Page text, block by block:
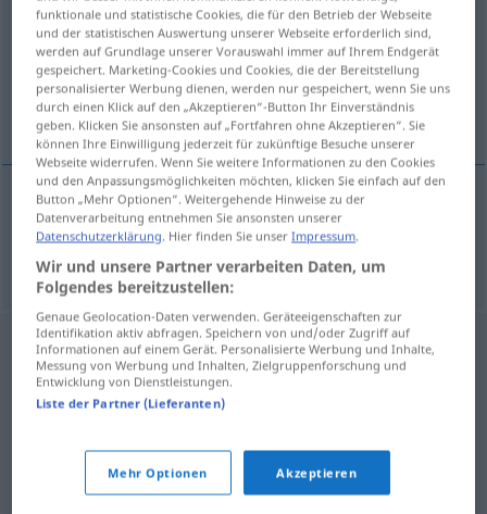
Übersicht aller Übersetzungen
(Für mehr Details die Übersetzung anklicken/antippen)
Fieber
Fiebern feber
funktionale und statistische Cookies, die für den Betrieb der Webseite
und der statistischen Auswertung unserer Webseite erforderlich sind,
werden auf Grundlage unserer Vorauswahl immer auf Ihrem Endgerät
gespeichert. Marketing-Cookies und Cookies, die der Bereitstellung
personalisierter Werbung dienen, werden nur gespeichert, wenn Sie uns
durch einen Klick auf den „Akzeptieren“-Button Ihr Einverständnis
geben. Klicken Sie ansonsten auf „Fortfahren ohne Akzeptieren“. Sie
können Ihre Einwilligung jederzeit für zukünftige Besuche unserer
Webseite widerrufen. Wenn Sie weitere Informationen zu den Cookies
und den Anpassungsmöglichkeiten möchten, klicken Sie einfach auf den
Button „Mehr Optionen“. Weitergehende Hinweise zu der
Datenverarbeitung entnehmen Sie ansonsten unserer
Datenschutzerklärung . Hier finden Sie unserImpressum
Wir und unsere Partner verarbeiten Daten, um
Folgendes bereitzustellen:
Genaue Geolocation-Daten verwenden. Geräteeigenschaften zur
Identifikation aktiv abfragen. Speichern von und/oder Zugriff auf
Informationen auf einem Gerät. Personalisierte Werbung und Inhalte,
Messung von Werbung und Inhalten, Zielgruppenforschung und
Entwicklung von Dienstleistungen.
Liste der Partner (Lieferanten)
Mehr Optionen Akzeptieren